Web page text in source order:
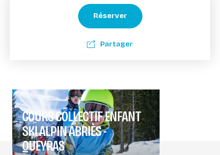
Réserver
Partager
COURS COLLECTIF ENFANT
SKI ALPIN ABRIÈS -
QUEYRAS